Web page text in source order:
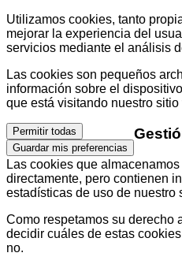
Utilizamos cookies, tanto
mejorar la experiencia del
servicios mediante el análisis
Las cookies son pequeños
información sobre el
que está visitando nuestro sitio
Permitir todas
Guardar mis preferencias
Las cookies que
directamente, pero contienen
estadísticas de uso de nuestro
Como respetamos su derecho
decidir cuáles de estas
no.